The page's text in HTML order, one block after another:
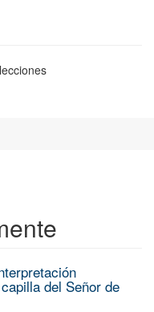
del Señor de